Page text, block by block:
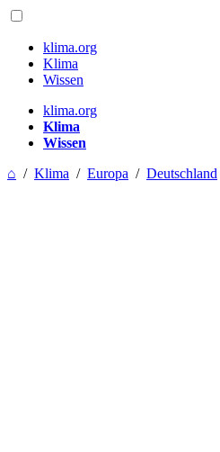
klima.org
Klima
Wissen
klima.org
Klima
Wissen
⌂ / Klima / Europa / Deutschland